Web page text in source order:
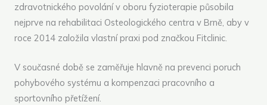
zdravotnického povolání v oboru fyzioterapie působila
nejprve na rehabilitaci Osteologického centra v Brně, aby v
roce 2014 založila vlastní praxi pod značkou Fitclinic.
V současné době se zaměřuje hlavně na prevenci poruch
pohybového systému a kompenzaci pracovního a
sportovního přetížení.